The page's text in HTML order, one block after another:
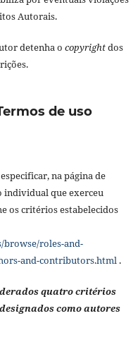
Autorais.
detenha o copyrightdos
de uso
na página de
individual que exerceu
os critérios estabelecidos
roles-and-
and-contributors.html.
quatro critérios
como autores